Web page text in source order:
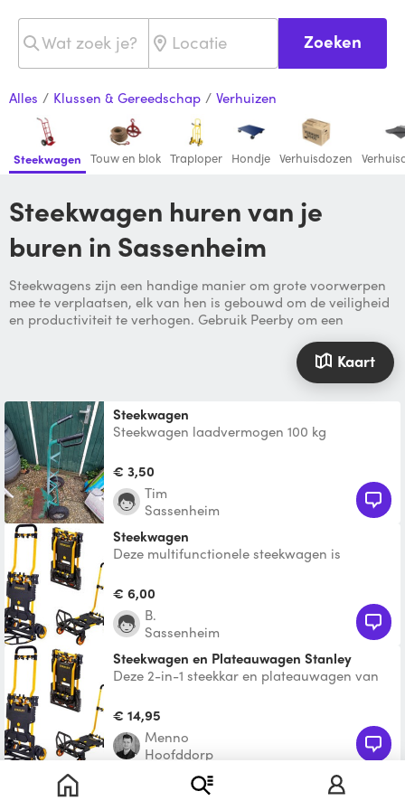
Zoeken
Alles / Klussen & Gereedschap / Verhuizen
Steekwagen Touw en blok Traploper Hondje Verhuisdozen
Steekwagen huren van je
buren in Sassenheim
Steekwagens zijn een handige manier om grote voorwerpen
mee te verplaatsen, elk van hen is gebouwd om de veiligheid
en productiviteit te verhogen. Gebruik Peerby om een
Kaart
Steekwagen
Steekwagen laadvermogen 100 kg
€ 3,50
Tim
Sassenheim
steekwagen
Deze multifunctionele steekwagen is
plateauwagen. Maxim
€ 6,00
B.
Sassenheim
Steekwagen en Plateauwagen Stanley
Deze 2-in-1 steekkar en plateauwagen van
transportklus!
€ 14,95
Menno
Hoofddorp
Plateauwagen
Plateauwagen, goed maar wel gebruikt